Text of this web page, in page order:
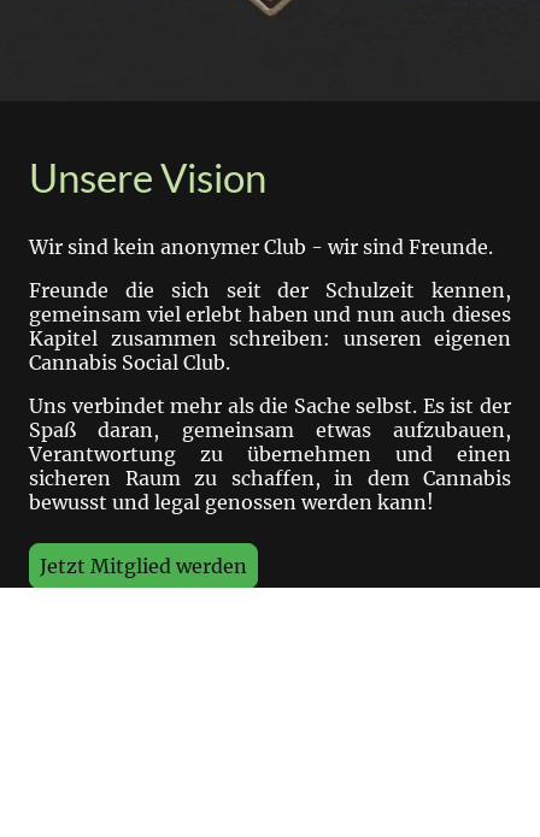
Unsere Vision
Wir sind kein anonymer Club - wir sind Freunde.
Freunde die sich seit der Schulzeit kennen,
gemeinsam viel erlebt haben und nun auch dieses
Kapitel zusammen schreiben: unseren eigenen
Cannabis Social Club.
Uns verbindet mehr als die Sache selbst. Es ist der
Spaß daran, gemeinsam etwas aufzubauen,
Verantwortung zu übernehmen und einen
sicheren Raum zu schaffen, in dem Cannabis
bewusst und legal genossen werden kann!
Jetzt Mitglied werden